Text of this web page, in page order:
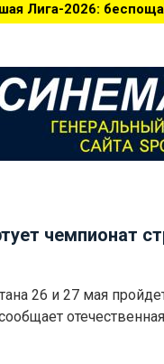
«Алга»
чемпионат
26 и 27 мая